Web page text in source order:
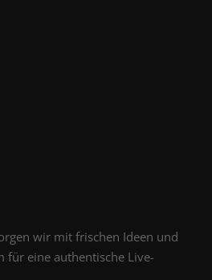
wir mit frischen Ideen und
für eine authentische Live-